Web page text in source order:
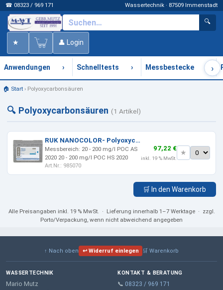
☎ 08323 / 969 171 Wassertechnik · 87509 Immenstadt
🔍
★ 👤 Login
Anwendungen › Schnelltests › Messbestecke ›
🏠 Start› Polyoxycarbonsäuren
🔍 Polyoxycarbonsäuren (1 Artikel)
RUK NANOCOLOR- Polyoxycarbonsäuren
Messbereich: 20 - 200 mg/l POC AS
2020 20 - 200 mg/l POC HS 2020
Art.Nr.: 985070
97,22 €
inkl. 19 % MwSt.
★
🛒 In den Warenkorb
Alle Preisangaben inkl. 19 % MwSt.
· Lieferung innerhalb 1–7 Werktage · zzgl.
Porto/Verpackung, wenn nicht abweichend angegeben
↑ Nach oben ↩ Widerruf einlegen 🛒 Warenkorb
WASSERTECHNIK
Mario Mutz
KONTAKT & BERATUNG
📞 08323 / 969 171